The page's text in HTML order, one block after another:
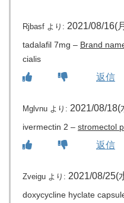
Rjbasf より: 2021/08/16(
tadalafil 7mg – Brand
cialis
返信
Mglvnu より: 2021/08/18(
ivermectin 2 – stromectol
返信
Zveigu より: 2021/08/25(
doxycycline hyclate